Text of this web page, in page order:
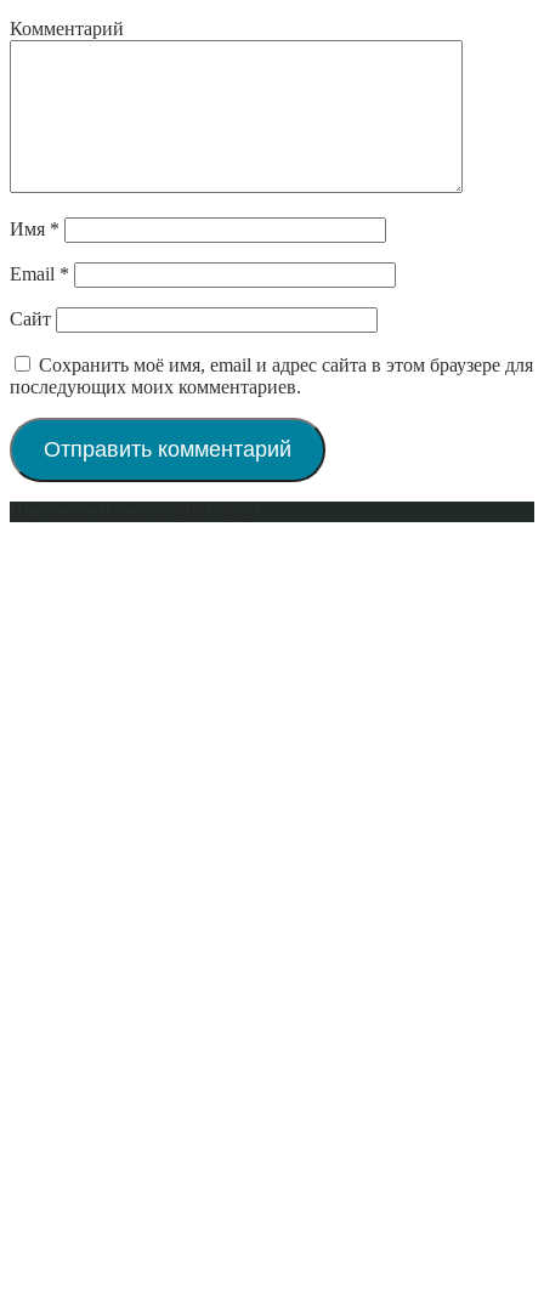
Комментарий
Имя *
Email *
Сайт
Сохранить моё имя, email и адрес сайта в этом браузере для
последующих моих комментариев.